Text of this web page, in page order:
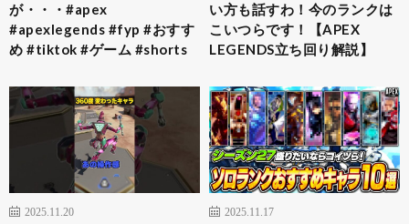
が・・・#apex
#apexlegends #fyp #おすす
め #tiktok #ゲーム #shorts
い方も話すわ！今のランクは
こいつらです！【APEX
LEGENDS立ち回り解説】
2025.11.20 2025.11.17